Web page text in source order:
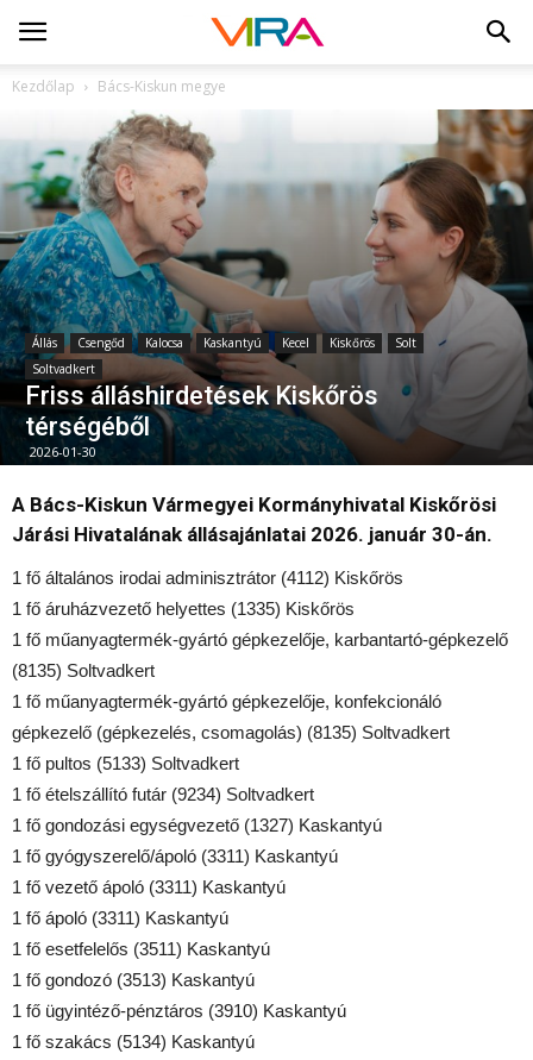
Kezdőlap Bács-Kiskun megye
Állás Csengőd Kalocsa Kaskantyú Kecel Kiskőrös
Solt
Soltvadkert
Friss álláshirdetések Kiskőrös
térségéből
2026-01-30
A Bács-Kiskun Vármegyei Kormányhivatal Kiskőrösi
Járási Hivatalának állásajánlatai 2026. január 30-án.
1 fő általános irodai adminisztrátor (4112) Kiskőrös
1 fő áruházvezető helyettes (1335) Kiskőrös
1 fő műanyagtermék-gyártó gépkezelője, karbantartó-gépkezelő
(8135) Soltvadkert
1 fő műanyagtermék-gyártó gépkezelője, konfekcionáló
gépkezelő (gépkezelés, csomagolás) (8135) Soltvadkert
1 fő pultos (5133) Soltvadkert
1 fő ételszállító futár (9234) Soltvadkert
1 fő gondozási egységvezető (1327) Kaskantyú
1 fő gyógyszerelő/ápoló (3311) Kaskantyú
1 fő vezető ápoló (3311) Kaskantyú
1 fő ápoló (3311) Kaskantyú
1 fő esetfelelős (3511) Kaskantyú
1 fő gondozó (3513) Kaskantyú
1 fő ügyintéző-pénztáros (3910) Kaskantyú
1 fő szakács (5134) Kaskantyú